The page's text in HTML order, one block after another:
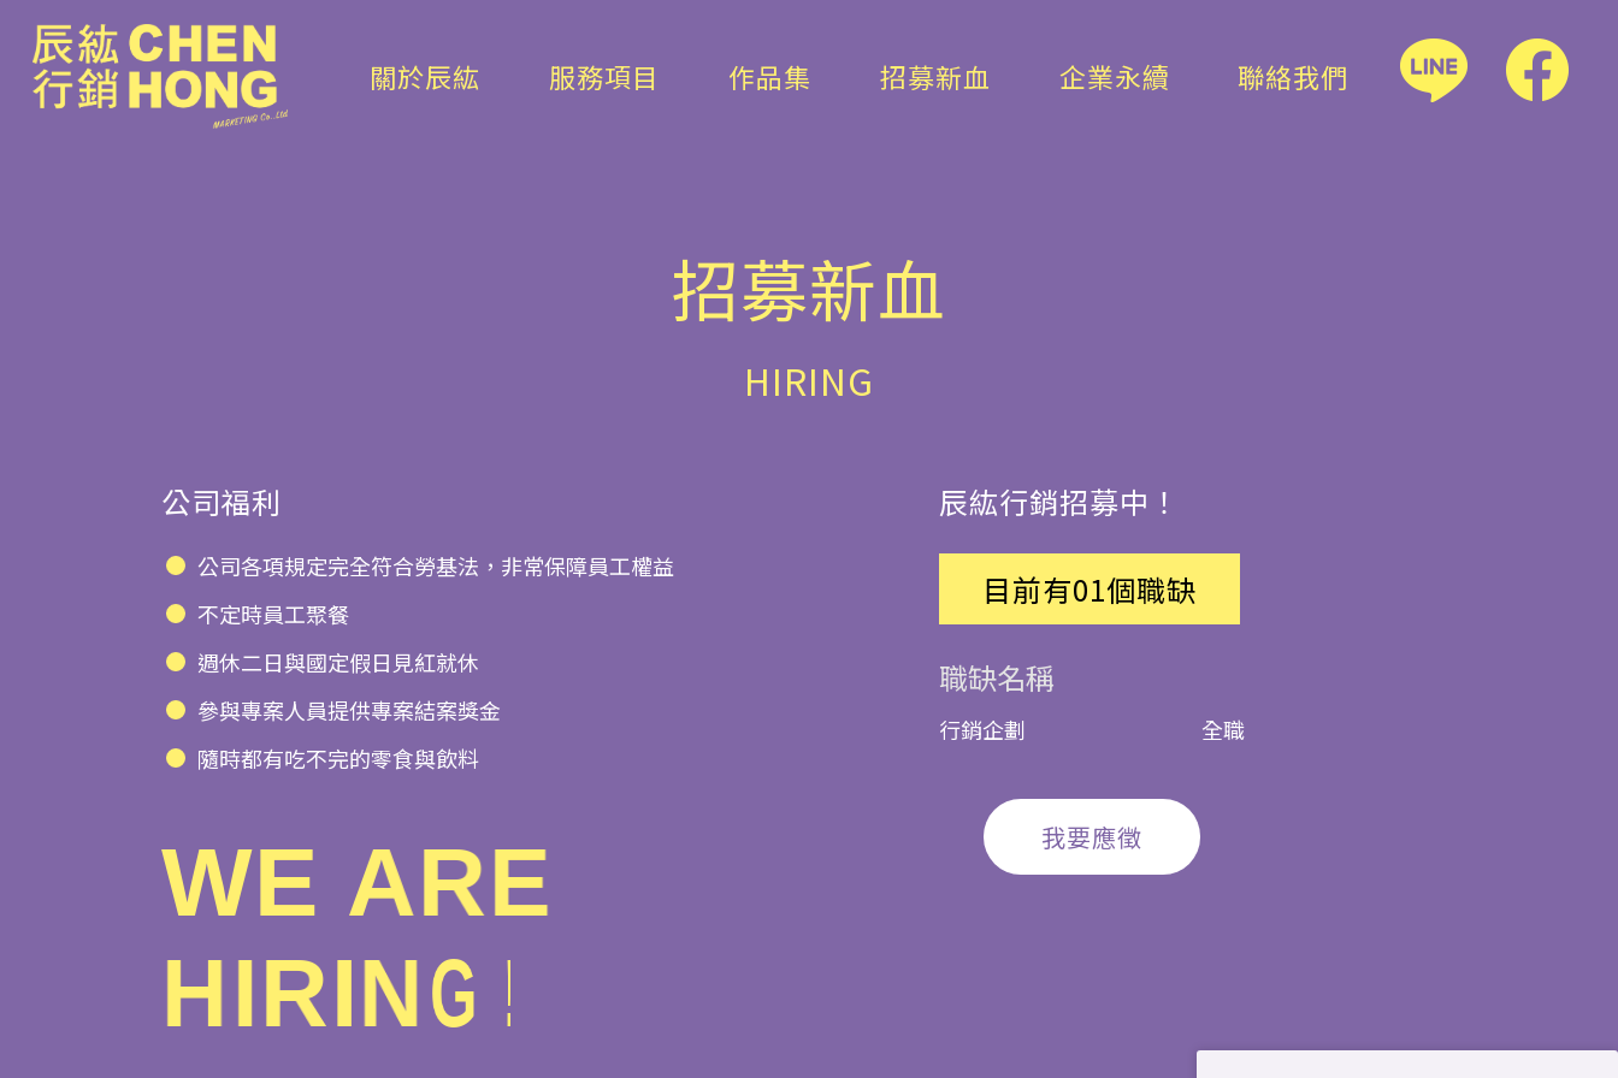
關於辰紘 服務項目 作品集 招募新血 企業永續 聯絡我們
招募新血
HIRING
公司福利
公司各項規定完全符合勞基法，非常保障員工權益
不定時員工聚餐
週休二日與國定假日見紅就休
參與專案人員提供專案結案獎金
隨時都有吃不完的零食與飲料
WE ARE
HIRING !
辰紘行銷招募中！
目前有01個職缺
職缺名稱
行銷企劃 全職
我要應徵